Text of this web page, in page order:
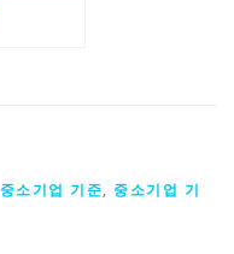
중소기업 기준, 중소기업 기